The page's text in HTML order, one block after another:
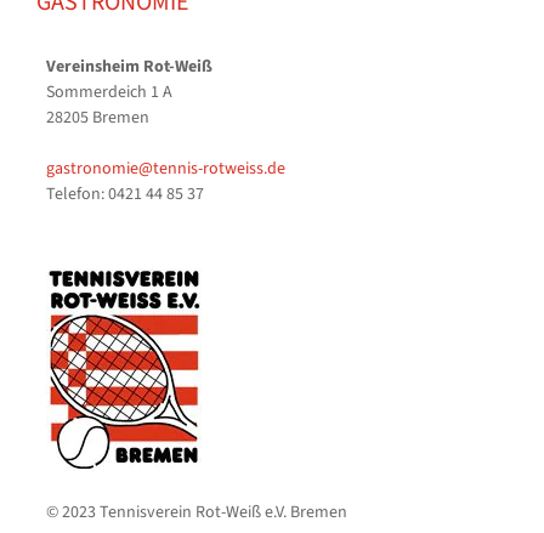
Vereinsheim Rot-Weiß
Sommerdeich 1 A
28205 Bremen
gastronomie@tennis-rotweiss.de
Telefon: 0421 44 85 37
© 2023 Tennisverein Rot-Weiß e.V. Bremen